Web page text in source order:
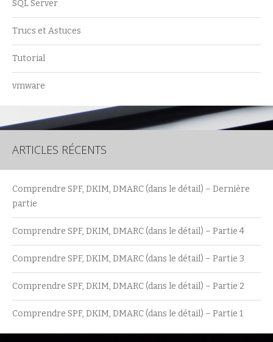
SQL Server
Trucs et Astuces
Tutorial
vmware
ARTICLES RÉCENTS
Comprendre SPF, DKIM, DMARC (dans le détail) – Dernière
partie
Comprendre SPF, DKIM, DMARC (dans le détail) – Partie 4
Comprendre SPF, DKIM, DMARC (dans le détail) – Partie 3
Comprendre SPF, DKIM, DMARC (dans le détail) – Partie 2
Comprendre SPF, DKIM, DMARC (dans le détail) – Partie 1